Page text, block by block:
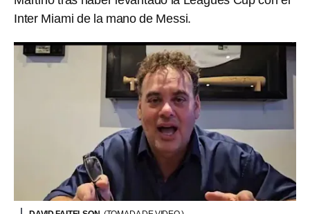
Inter Miami de la mano de Messi.